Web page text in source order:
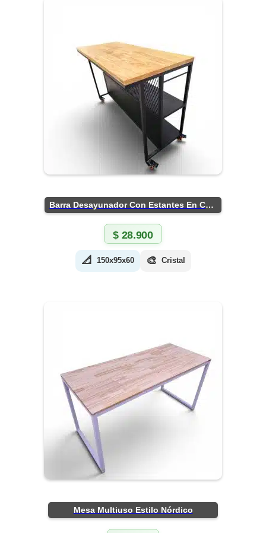
Barra Desayunador Con Estantes En Chapa
$28.900
📐 150x95x60 🎨 Cristal
Mesa Multiuso Estilo Nórdico